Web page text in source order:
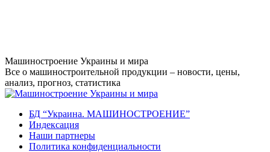
Перейти
к
содержанию
Машиностроение Украины и мира
Все о машиностроительной продукции – новости, цены,
анализ, прогноз, статистика
БД “Украина. МАШИНОСТРОЕНИЕ”
Индекcация
Наши партнеры
Политика конфиденциальности